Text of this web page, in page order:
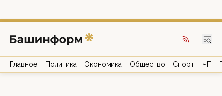
Главное Политика Экономика Общество Спорт ЧП